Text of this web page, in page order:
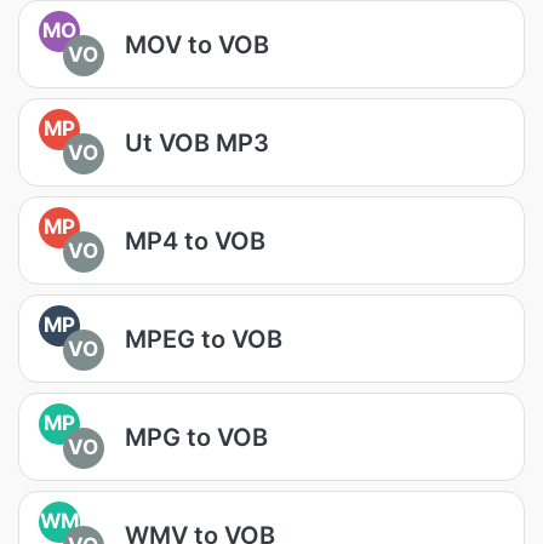
MO
VO
MOV to VOB
MP
VO
Ut VOB MP3
MP
VO
MP4 to VOB
MP
VO
MPEG to VOB
MP
VO
MPG to VOB
WM
WMV to VOB